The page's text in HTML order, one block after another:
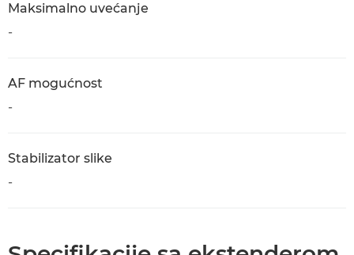
Maksimalno uvećanje
-
AF mogućnost
-
Stabilizator slike
-